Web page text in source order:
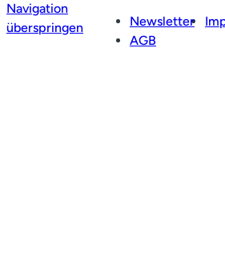
Navigation
überspringen
Newsletter
AGB